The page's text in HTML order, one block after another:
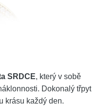
SRDCE, který v sobě
Dokonalý třpyt
krásu každý den.